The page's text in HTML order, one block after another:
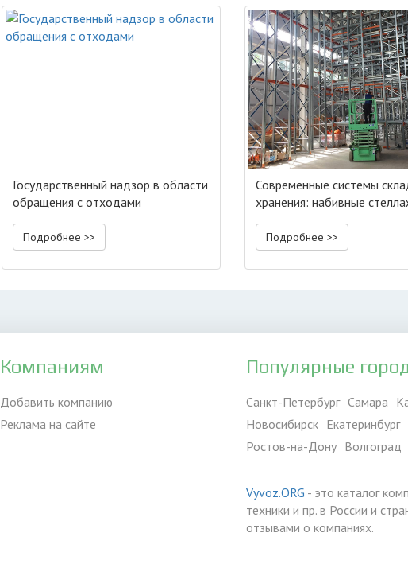
Государственный надзор в области
обращения с отходами
Подробнее >>
Современные системы
хранения: набивные
Подробнее >>
Компаниям
Добавить компанию
Реклама на сайте
Популярные
Санкт-Петербург Самара
Новосибирск Екатеринбург
Ростов-на-Дону Волгоград
Vyvoz.ORG - это каталог
техники и пр. в России и
отзывами о компаниях.